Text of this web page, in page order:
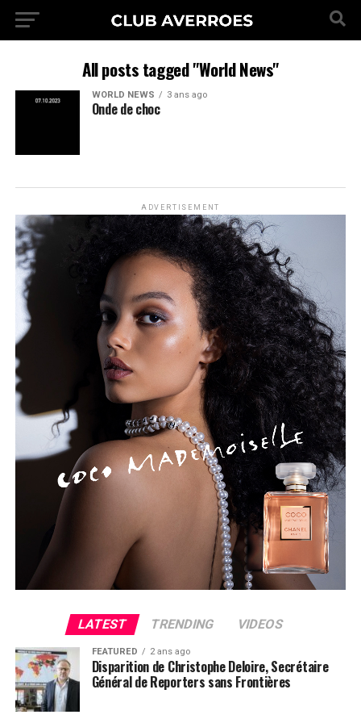
All posts tagged "World News"
WORLD NEWS 3 ans ago
Onde de choc
ADVERTISEMENT
LATEST TRENDING VIDEOS
FEATURED 2 ans ago
Disparition de Christophe Deloire, Secrétaire
Général de Reporters sans Frontières